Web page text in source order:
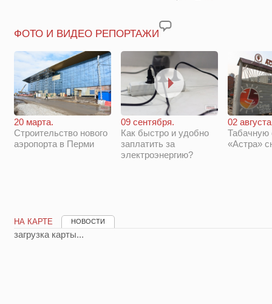
ФОТО И ВИДЕО РЕПОРТАЖИ
20 марта.
Строительство нового
аэропорта в Перми
09 сентября.
Как быстро и удобно
заплатить за
электроэнергию?
02
Табачную
«Астра»
НА КАРТЕ НОВОСТИ
загрузка карты...